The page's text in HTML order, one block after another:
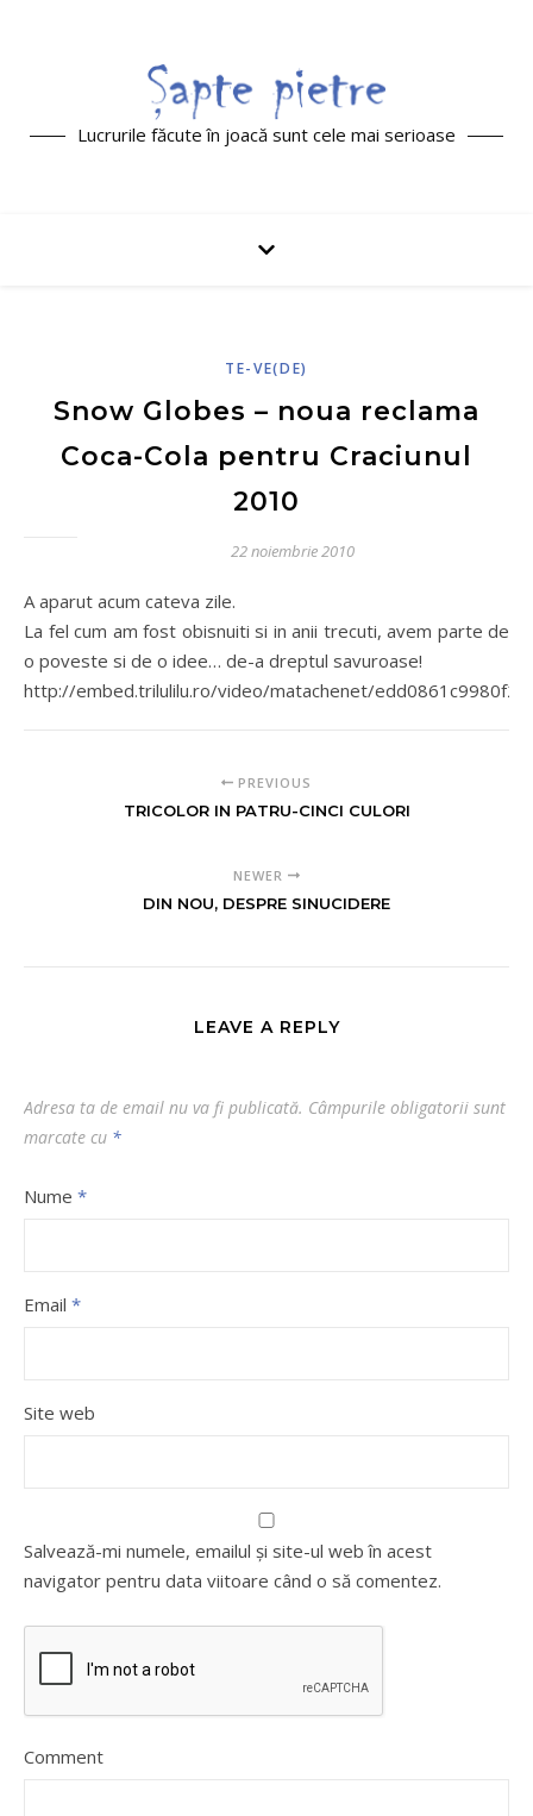
Lucrurile făcute în joacă sunt cele mai serioase
TE-VE(DE)
Snow Globes – noua reclama
Coca-Cola pentru Craciunul
2010
22 noiembrie 2010
A aparut acum cateva zile.
La fel cum am fost obisnuiti si in anii trecuti, avem parte de
o poveste si de o idee… de-a dreptul savuroase!
http://embed.trilulilu.ro/video/matachenet/
PREVIOUS
TRICOLOR IN PATRU-CINCI CULORI
NEWER
DIN NOU, DESPRE SINUCIDERE
LEAVE A REPLY
Adresa ta de email nu va fi publicată. Câmpurile obligatorii sunt
marcate cu *
Nume *
Email *
Site web
Salvează-mi numele, emailul și site-ul web în acest
navigator pentru data viitoare când o să comentez.
Comment